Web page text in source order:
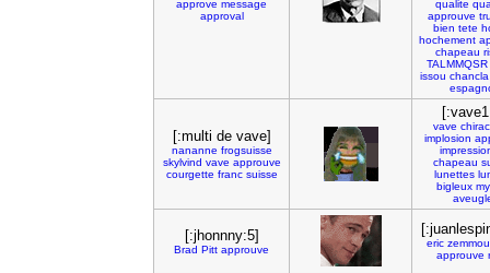
approve message
approval
qualite
approuve
bien tete
hochement
chapeau
TALMMQSR
issou chancla
[:multi de vave]
nananne frogsuisse
skylvind vave approuve
courgette franc suisse
vave chirac
implosion
chapeau
lunettes
bigleux
[:jhonnny:5]
Brad Pitt approuve
eric
approuve